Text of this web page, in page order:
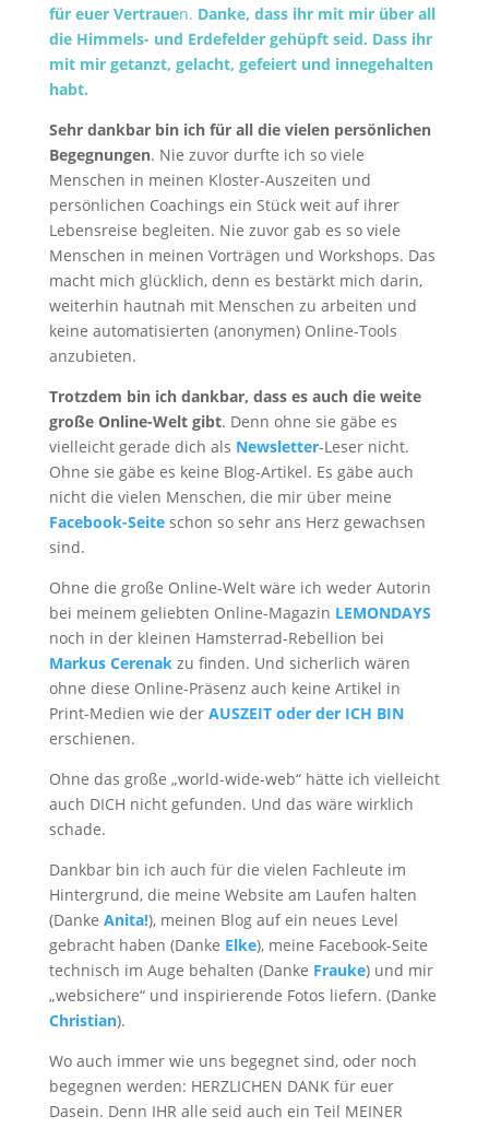
für euer Vertrauen. Danke, dass ihr mit mir über all
die Himmels- und Erdefelder gehüpft seid. Dass ihr
mit mir getanzt, gelacht, gefeiert und innegehalten
habt.
Sehr dankbar bin ich für all die vielen persönlichen
Begegnungen. Nie zuvor durfte ich so viele
Menschen in meinen Kloster-Auszeiten und
persönlichen Coachings ein Stück weit auf ihrer
Lebensreise begleiten. Nie zuvor gab es so viele
Menschen in meinen Vorträgen und Workshops. Das
macht mich glücklich, denn es bestärkt mich darin,
weiterhin hautnah mit Menschen zu arbeiten und
keine automatisierten (anonymen) Online-Tools
anzubieten.
Trotzdem bin ich dankbar, dass es auch die weite
große Online-Welt gibt. Denn ohne sie gäbe es
vielleicht gerade dich als Newsletter-Leser nicht.
Ohne sie gäbe es keine Blog-Artikel. Es gäbe auch
nicht die vielen Menschen, die mir über meine
Facebook-Seiteschon so sehr ans Herz gewachsen
sind.
Ohne die große Online-Welt wäre ich weder Autorin
bei meinem geliebten Online-Magazin LEMONDAYS
noch in der kleinen Hamsterrad-Rebellion bei
Markus Cerenakzu finden. Und sicherlich wären
ohne diese Online-Präsenz auch keine Artikel in
Print-Medien wie der AUSZEIT oder der ICH BIN
erschienen.
Ohne das große „world-wide-web“ hätte ich vielleicht
auch DICH nicht gefunden. Und das wäre wirklich
schade.
Dankbar bin ich auch für die vielen Fachleute im
Hintergrund, die meine Website am Laufen halten
(Danke Anita!), meinen Blog auf ein neues Level
gebracht haben (Danke Elke), meine Facebook-Seite
technisch im Auge behalten (Danke Frauke) und mir
„websichere“ und inspirierende Fotos liefern. (Danke
Christian).
Wo auch immer wie uns begegnet sind, oder noch
begegnen werden: HERZLICHEN DANK für euer
Dasein. Denn IHR alle seid auch ein Teil MEINER